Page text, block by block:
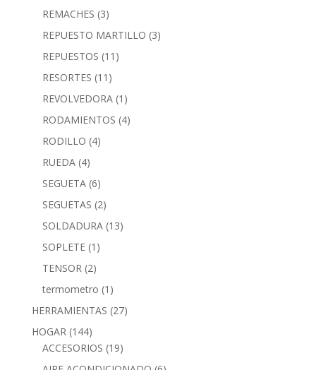
REMACHES (3)
REPUESTO MARTILLO (3)
REPUESTOS (11)
RESORTES (11)
REVOLVEDORA (1)
RODAMIENTOS (4)
RODILLO (4)
RUEDA (4)
SEGUETA (6)
SEGUETAS (2)
SOLDADURA (13)
SOPLETE (1)
TENSOR (2)
termometro (1)
HERRAMIENTAS (27)
HOGAR (144)
ACCESORIOS (19)